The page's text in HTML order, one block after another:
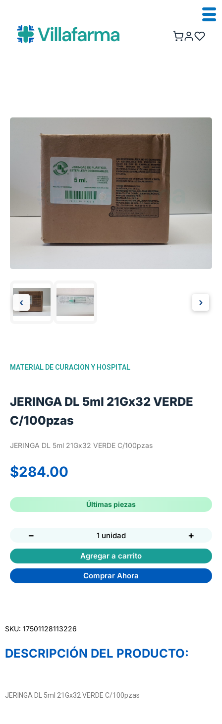
‹ ›
MATERIAL DE CURACION Y HOSPITAL
JERINGA DL 5ml 21Gx32 VERDE
C/100pzas
JERINGA DL 5ml 21Gx32 VERDE C/100pzas
$284.00
Últimas piezas
− 1 unidad +
Agregar a carrito
Comprar Ahora
SKU: 17501128113226
DESCRIPCIÓN DEL PRODUCTO:
JERINGA DL 5ml 21Gx32 VERDE C/100pzas